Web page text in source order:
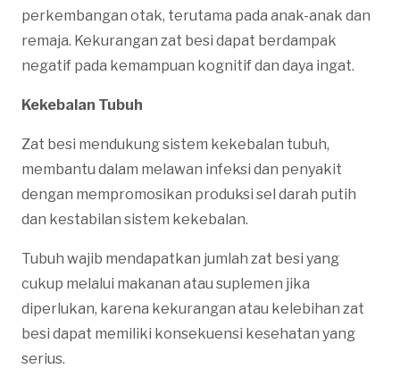
perkembangan otak, terutama pada anak-anak dan
remaja. Kekurangan zat besi dapat berdampak
negatif pada kemampuan kognitif dan daya ingat.
Kekebalan Tubuh
Zat besi mendukung sistem kekebalan tubuh,
membantu dalam melawan infeksi dan penyakit
dengan mempromosikan produksi sel darah putih
dan kestabilan sistem kekebalan.
Tubuh wajib mendapatkan jumlah zat besi yang
cukup melalui makanan atau suplemen jika
diperlukan, karena kekurangan atau kelebihan zat
besi dapat memiliki konsekuensi kesehatan yang
serius.